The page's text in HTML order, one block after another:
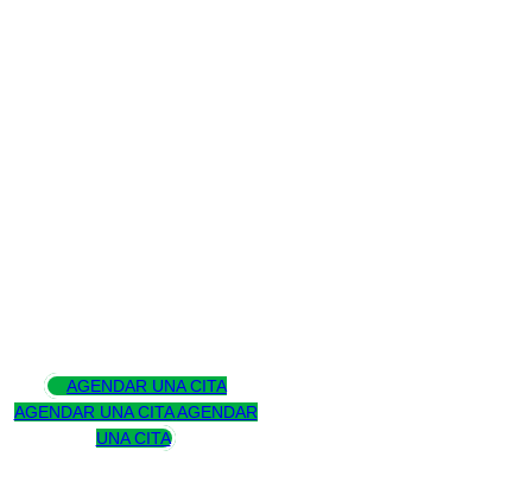
AGENDAR UNA CITA
AGENDAR UNA CITA AGENDAR
UNA CITA